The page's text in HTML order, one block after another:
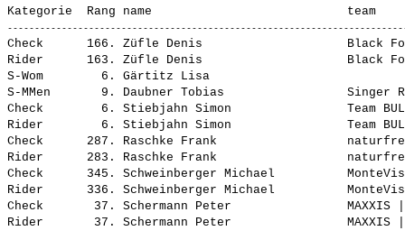
Check      166. Züfle Denis                    Black
Rider      163. Züfle Denis                    Black
S-Wom        6. Gärtitz Lisa
S-MMen       9. Daubner Tobias                 Singer
Check        6. Stiebjahn Simon                Team
Rider        6. Stiebjahn Simon                Team
Check      287. Raschke Frank
Rider      283. Raschke Frank
Check      345. Schweinberger Michael
Rider      336. Schweinberger Michael
Check       37. Schermann Peter